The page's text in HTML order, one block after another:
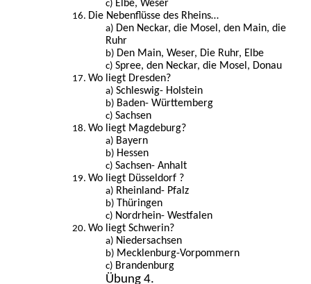
Elbe, Weser
Die Nebenflüsse des Rheins…
Den Neckar, die Mosel, den Main, die
Ruhr
Den Main, Weser, Die Ruhr, Elbe
Spree, den Neckar, die Mosel, Donau
Wo liegt Dresden?
Schleswig- Holstein
Baden- Württemberg
Sachsen
Wo liegt Magdeburg?
Bayern
Hessen
Sachsen- Anhalt
Wo liegt Düsseldorf ?
Rheinland- Pfalz
Thüringen
Nordrhein- Westfalen
Wo liegt Schwerin?
Niedersachsen
Mecklenburg-Vorpommern
Brandenburg
Übung 4.